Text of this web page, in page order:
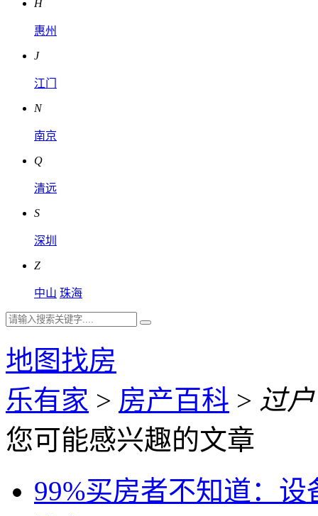
H
惠州
J
江门
N
南京
Q
清远
S
深圳
Z
中山 珠海
地图找房
乐有家 > 房产百科 > 过户
您可能感兴趣的文章
99%买房者不知道：